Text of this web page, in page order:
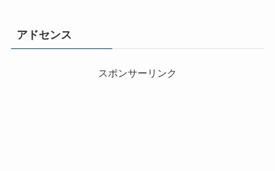
アドセンス
スポンサーリンク